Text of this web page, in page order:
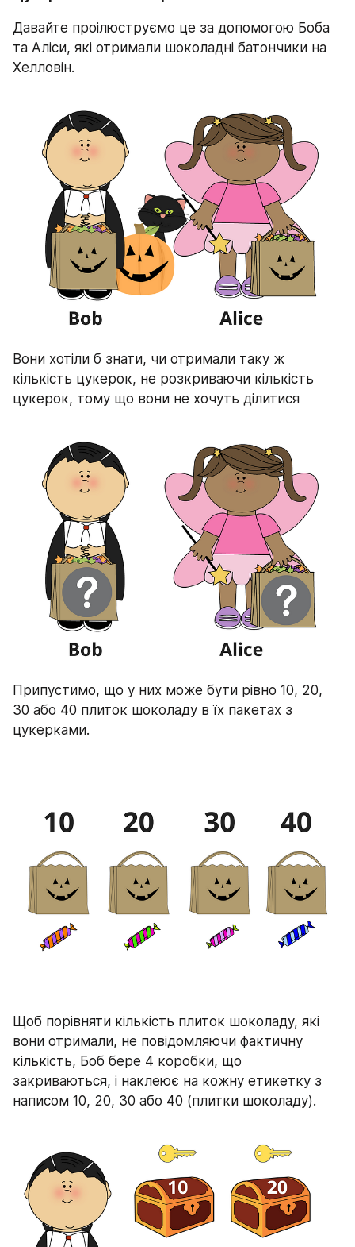
Давайте проілюструємо це за допомогою Боба
та Аліси, які отримали шоколадні батончики на
Хелловін.
Вони хотіли б знати, чи отримали таку ж
кількість цукерок, не розкриваючи кількість
цукерок, тому що вони не хочуть ділитися
Припустимо, що у них може бути рівно 10, 20,
30 або 40 плиток шоколаду в їх пакетах з
цукерками.
Щоб порівняти кількість плиток шоколаду, які
вони отримали, не повідомляючи фактичну
кількість, Боб бере 4 коробки, що
закриваються, і наклеює на кожну етикетку з
написом 10, 20, 30 або 40 (плитки шоколаду).